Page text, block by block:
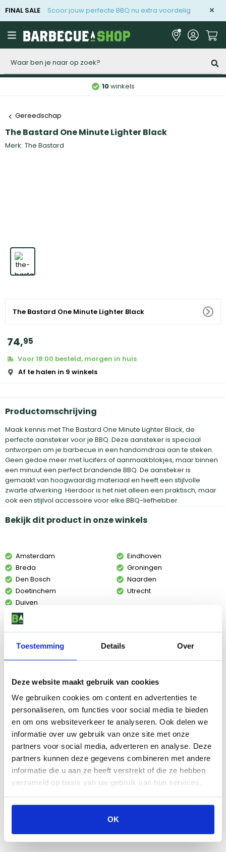
Toestemming Details Over
Deze website maakt gebruik van cookies
We gebruiken cookies om content en advertenties te
personaliseren, om functies voor social media te bieden
en om ons websiteverkeer te analyseren. Ook delen we
informatie over uw gebruik van onze site met onze
partners voor social media, adverteren en analyse. Deze
partners kunnen deze gegevens combineren met andere
informatie die u aan ze heeft verstrekt of die ze hebben
verzameld op basis van uw gebruik van hun services.
OK
FINAL SALE Scoor jouw perfecte BBQ nu extra voordelig
10winkels
Gereedschap
The Bastard One Minute Lighter Black
Merk: The Bastard
The Bastard One Minute Lighter Black
74,95
Voor 18:00 besteld, morgen in huis
Af te halen in 9 winkels
Productomschrijving
Maak kennis met The Bastard One Minute Lighter Black, de
perfecte aansteker voor je BBQ. Deze aansteker is speciaal
ontworpen om je barbecue in een handomdraai aan te steken.
Geen gedoe meer met lucifers of aanmaakblokjes, maar binnen
een minuut een perfect brandende BBQ. De aansteker is
gemaakt van hoogwaardig materiaal en heeft een stijlvolle
zwarte afwerking. Hierdoor is het niet alleen een praktisch, maar
ook een stijlvol accessoire voor elke BBQ-liefhebber.
Bekijk dit product in onze winkels
Amsterdam
Breda
Den Bosch
Doetinchem
Duiven
Eindhoven
Groningen
Naarden
Utrecht
Vind onze winkels
Reviews
4,9 4,9/5 ( 2 reviews)
Schrijf een review
Sterren
2
Sterren
0
Sterren
0
2Sterren
0